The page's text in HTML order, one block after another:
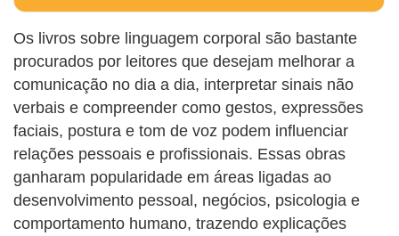
Os livros sobre linguagem corporal são bastante
procurados por leitores que desejam melhorar a
comunicação no dia a dia, interpretar sinais não
verbais e compreender como gestos, expressões
faciais, postura e tom de voz podem influenciar
relações pessoais e profissionais. Essas obras
ganharam popularidade em áreas ligadas ao
desenvolvimento pessoal, negócios, psicologia e
comportamento humano, trazendo explicações